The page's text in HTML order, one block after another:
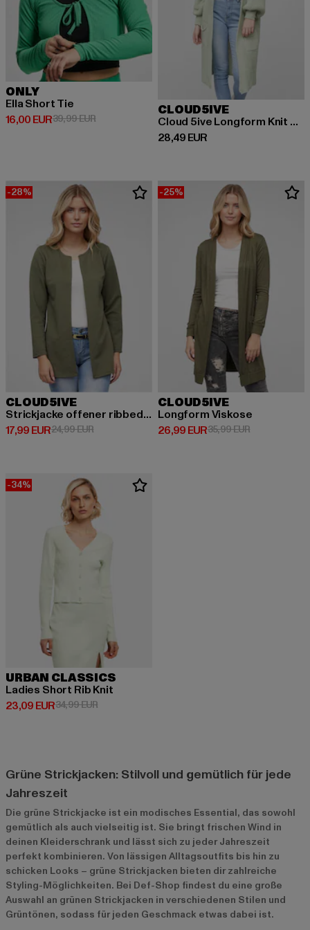
ONLY
Ella Short Tie
16,00 EUR
Derzeitiger Preis: 16,00 EUR
39,99 EURAktionspreis: 39,99 EUR
CLOUD5IVE
Cloud 5ive Longform Knit Cardigan with 2-Pockets
28,49 EUR
Derzeitiger Preis: 28,49 EUR
-28%
CLOUD5IVE
Strickjacke offener ribbed Cardigan
17,99 EUR
Derzeitiger Preis: 17,99 EUR
24,99 EURAktionspreis: 24,99 EUR
-25%
CLOUD5IVE
Longform Viskose
26,99 EUR
Derzeitiger Preis: 26,99 EUR
35,99 EURAktionspreis:
-34%
URBAN CLASSICS
Ladies Short Rib Knit
23,09 EUR
Derzeitiger Preis: 23,09 EUR
34,99 EURAktionspreis: 34,99 EUR
Grüne Strickjacken: Stilvoll und gemütlich für jede
Jahreszeit
Die grüne Strickjacke ist ein modisches Essential, das sowohl
gemütlich als auch vielseitig ist. Sie bringt frischen Wind in
deinen Kleiderschrank und lässt sich zu jeder Jahreszeit
perfekt kombinieren. Von lässigen Alltagsoutfits bis hin zu
schicken Looks – grüne Strickjacken bieten dir zahlreiche
Styling-Möglichkeiten. Bei Def-Shop findest du eine große
Auswahl an grünen Strickjacken in verschiedenen Stilen und
Grüntönen, sodass für jeden Geschmack etwas dabei ist.